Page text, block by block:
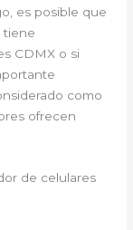
es posible que
tiene
CDMX o si
como
ofrecen
de celulares